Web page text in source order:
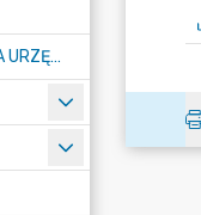
POLITYKA CIĄGŁOŚCI DZIAŁANIA URZĘDU MIASTA ŻORY